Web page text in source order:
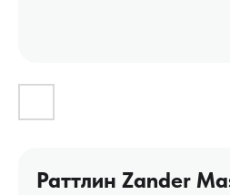
Раттлин Zander